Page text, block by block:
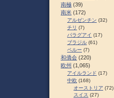
南極 (39)
南米 (172)
アルゼンチン (32)
チリ (7)
パラグアイ (17)
ブラジル (61)
ペルー (7)
和僑会 (220)
欧州 (1,065)
アイルランド (17)
中欧 (168)
オーストリア (72)
スイス (27)